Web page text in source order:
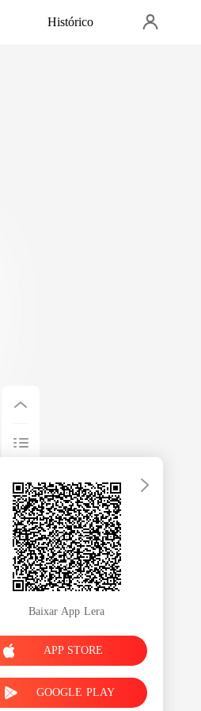
Histórico
Baixar App Lera
APP STORE
GOOGLE PLAY